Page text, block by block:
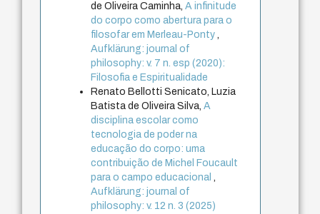
de Oliveira Caminha,A infinitude
do corpo como abertura para o
filosofar em Merleau-Ponty,
Aufklärung: journal of
philosophy: v. 7 n. esp (2020):
Filosofia e Espiritualidade
Renato Bellotti Senicato, Luzia
Batista de Oliveira Silva,A
disciplina escolar como
tecnologia de poder na
educação do corpo: uma
contribuição de Michel Foucault
para o campo educacional,
Aufklärung: journal of
philosophy: v. 12 n. 3 (2025)